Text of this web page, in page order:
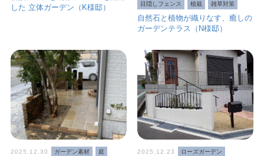
した 立体ガーデン（K様邸）
自然石と植物が織りなす、癒しの
ガーデンテラス（N様邸）
目隠しフェンス
植栽 雑草対策
2025.12.30 ガーデン素材
庭
2025.12.23
ローズガーデン